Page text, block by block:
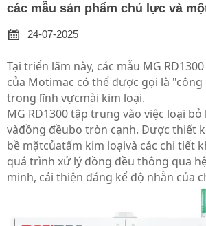
các mẫu sản phẩm chủ lực và

24-07-2025
Tại triển lãm này, các mẫu MG
của Motimac có thể được gọi là "công
trong lĩnh vựcmài kim loại.
MG RD1300 tập trung vào việc loại bỏ
vàđồng đềubo tròn cạnh. Được thiết
bề mặtcủatấm kim loạivà các chi tiết
quá trình xử lý đồng đều thông qua
minh, cải thiện đáng kể độ nhẵn của